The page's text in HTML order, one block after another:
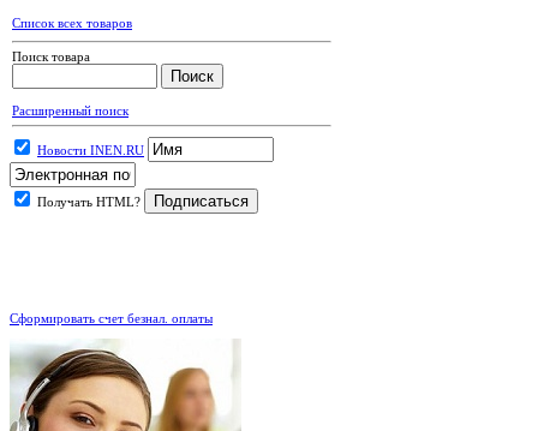
Список всех товаров
Поиск товара
Расширенный поиск
Новости INEN.RU
Получать HTML?
Сформировать счет безнал. оплаты